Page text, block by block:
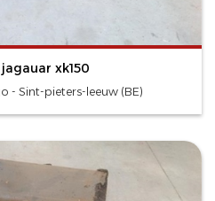
xk150
- Sint-pieters-leeuw (BE)